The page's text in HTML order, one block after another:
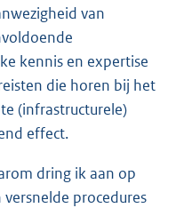
van
kennis en expertise
die horen bij het
(infrastructurele)
effect.
dring ik aan op
procedures